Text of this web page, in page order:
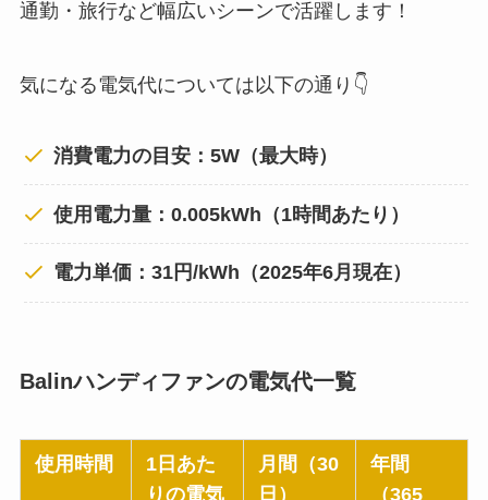
通勤・旅行など幅広いシーンで活躍します！
気になる電気代については以下の通り👇
消費電力の目安：5W（最大時）
使用電力量：0.005kWh（1時間あたり）
電力単価：31円/kWh（2025年6月現在）
Balinハンディファンの電気代一覧
使用時間
1日あた
りの電気
月間（30
日）
年間
（365